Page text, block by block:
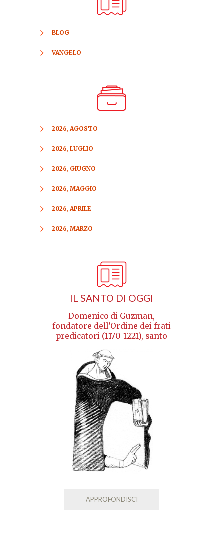
BLOG
VANGELO
2026, AGOSTO
2026, LUGLIO
2026, GIUGNO
2026, MAGGIO
2026, APRILE
2026, MARZO
IL SANTO DI OGGI
Domenico di Guzman,
fondatore dell’Ordine dei frati
predicatori (1170-1221), santo
APPROFONDISCI